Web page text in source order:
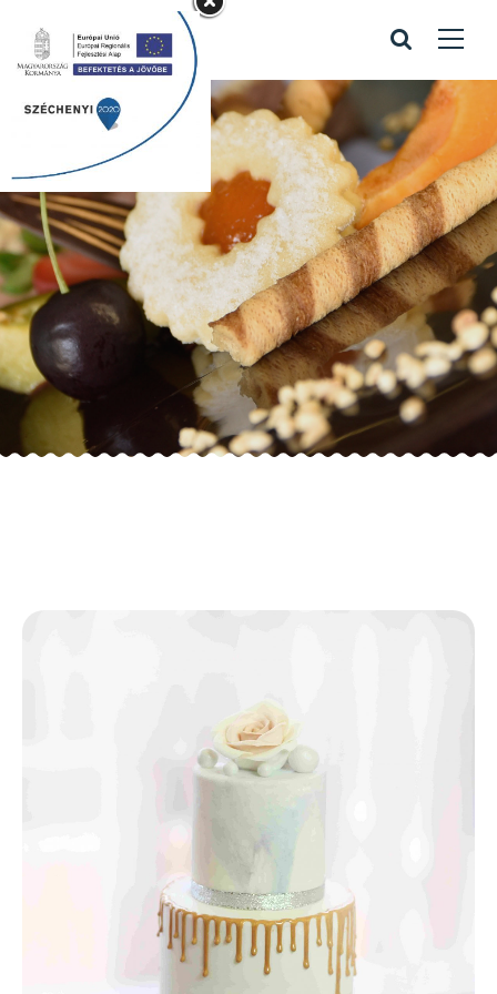
esküvői torta 23
Home Portfolio items / esküvői torta 23